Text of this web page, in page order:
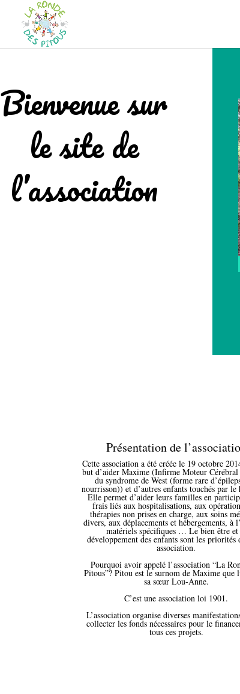
Bienvenue sur
le site de
l’association
Présentation de
Cette association a été créée le 19 octobre
but d’aider Maxime (Infirme Moteur
du syndrome de West (forme rare
nourrisson)) et d’autres enfants touchés par le
Elle permet d’aider leurs familles en
frais liés aux hospitalisations, aux
thérapies non prises en charge, aux soins
divers, aux déplacements et hébergements, à
matériels spécifiques … Le bien être
développement des enfants sont les priorités
association.
Pourquoi avoir appelé l’association “La
Pitous”? Pitou est le surnom de Maxime que
sa sœur Lou-Anne.
C’est une association loi 1901.
L’association organise diverses
collecter les fonds nécessaires pour le
tous ces projets.